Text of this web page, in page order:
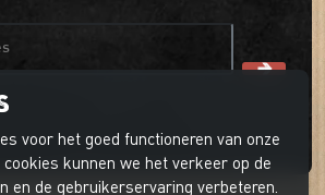
voor het goed functioneren van onze
kunnen we het verkeer op de
en de gebruikerservaring verbeteren.